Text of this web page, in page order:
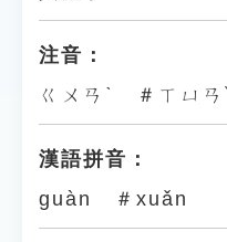
注音：
ㄍㄨㄢˋ ＃ㄒㄩㄢ
漢語拼音：
guàn ＃xuǎn